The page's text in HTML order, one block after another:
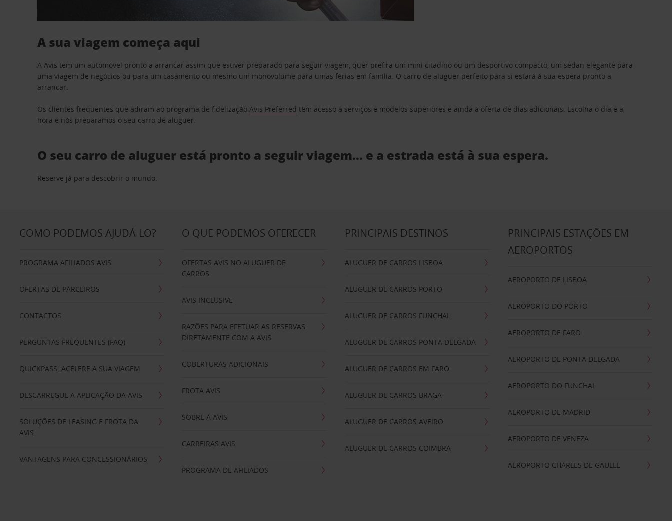
A sua viagem começa aqui
A Avis tem um automóvel pronto a arrancar assim que estiver preparado para seguir viagem, quer prefira um mini citadino ou um desportivo compacto, um sedan elegante para
uma viagem de negócios ou para um casamento ou mesmo um monovolume para umas férias em família. O carro de aluguer perfeito para si estará à sua espera pronto a
arrancar.
Os clientes frequentes que adiram ao programa de fidelizaçãoAvis Preferred têm acesso a serviços e modelos superiores e ainda à oferta de dias adicionais. Escolha o dia e a
hora e nós preparamos o seu carro de aluguer.
O seu carro de aluguer está pronto a seguir viagem… e a estrada está à sua espera.
Reserve já para descobrir o mundo.
COMO PODEMOS AJUDÁ-LO?
PROGRAMA AFILIADOS AVIS
OFERTAS DE PARCEIROS
CONTACTOS
PERGUNTAS FREQUENTES (FAQ)
QUICKPASS: ACELERE A SUA VIAGEM
DESCARREGUE A APLICAÇÃO DA AVIS
SOLUÇÕES DE LEASING E FROTA DA
AVIS
VANTAGENS PARA CONCESSIONÁRIOS
O QUE PODEMOS OFERECER
OFERTAS AVIS NO ALUGUER DE
CARROS
AVIS INCLUSIVE
RAZÕES PARA EFETUAR AS RESERVAS
DIRETAMENTE COM A AVIS
COBERTURAS ADICIONAIS
FROTA AVIS
SOBRE A AVIS
CARREIRAS AVIS
PROGRAMA DE AFILIADOS
PRINCIPAIS DESTINOS
ALUGUER DE CARROS LISBOA
ALUGUER DE CARROS PORTO
ALUGUER DE CARROS FUNCHAL
ALUGUER DE CARROS PONTA DELGADA
ALUGUER DE CARROS EM FARO
ALUGUER DE CARROS BRAGA
ALUGUER DE CARROS AVEIRO
ALUGUER DE CARROS COIMBRA
PRINCIPAIS ESTAÇÕES EM
AEROPORTOS
AEROPORTO DE LISBOA
AEROPORTO DO PORTO
AEROPORTO DE FARO
AEROPORTO DE PONTA DELGADA
AEROPORTO DO FUNCHAL
AEROPORTO DE MADRID
AEROPORTO DE VENEZA
AEROPORTO CHARLES DE GAULLE